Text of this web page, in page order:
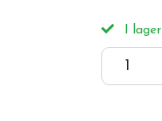
I lager